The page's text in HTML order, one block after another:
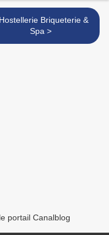
Briqueterie &
Spa >
portail Canalblog